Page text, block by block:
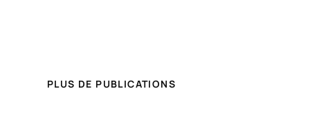
PLUS DE PUBLICATIONS